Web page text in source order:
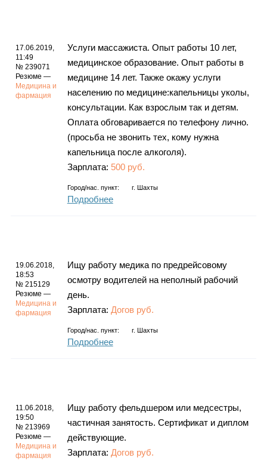
17.06.2019,
11:49
№ 239071
Резюме —
Медицина и
фармация
Услуги массажиста. Опыт работы 10 лет,
медицинское образование. Опыт работы в
медицине 14 лет. Также окажу услуги
населению по медицине:капельницы уколы,
консультации. Как взрослым так и детям.
Оплата обговаривается по телефону лично.
(просьба не звонить тех, кому нужна
капельница после алкоголя).
Зарплата: 500 руб.
Город/нас. пункт: г. Шахты
Подробнее
19.06.2018,
18:53
№ 215129
Резюме —
Медицина и
фармация
Ищу работу медика по предрейсовому
осмотру водителей на неполный рабочий
день.
Зарплата: Догов руб.
Город/нас. пункт: г. Шахты
Подробнее
11.06.2018,
19:50
№ 213969
Резюме —
Медицина и
фармация
Ищу работу фельдшером или медсестры,
частичная занятость. Сертификат и диплом
действующие.
Зарплата: Догов руб.